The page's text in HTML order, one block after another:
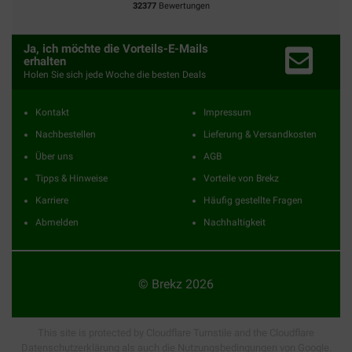
32377 Bewertungen
Ja, ich möchte die Vorteils-E-Mails
erhalten
Holen Sie sich jede Woche die besten Deals
Kontakt
Nachbestellen
Über uns
Tipps & Hinweise
Karriere
Abmelden
Impressum
Lieferung & Versandkosten
AGB
Vorteile von Brekz
Häufig gestellte Fragen
Nachhaltigkeit
© Brekz 2026